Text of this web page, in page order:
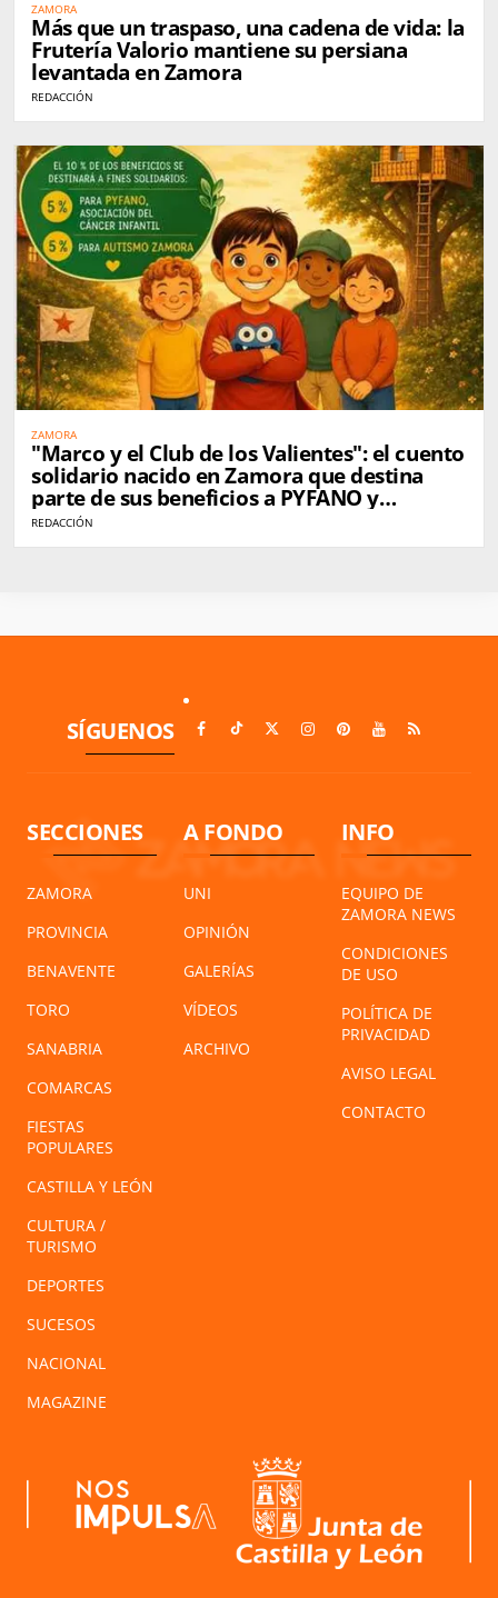
ZAMORA
Más que un traspaso, una cadena de vida: la
Frutería Valorio mantiene su persiana
levantada en Zamora
REDACCIÓN
ZAMORA
"Marco y el Club de los Valientes": el cuento
solidario nacido en Zamora que destina
parte de sus beneficios a PYFANO y
Autismo Zamora
REDACCIÓN
SÍGUENOS
SECCIONES
ZAMORA
PROVINCIA
BENAVENTE
TORO
SANABRIA
COMARCAS
FIESTAS
POPULARES
CASTILLA Y LEÓN
CULTURA /
TURISMO
DEPORTES
SUCESOS
NACIONAL
MAGAZINE
A FONDO
UNI
OPINIÓN
GALERÍAS
VÍDEOS
ARCHIVO
INFO
EQUIPO DE
ZAMORA NEWS
CONDICIONES
DE USO
POLÍTICA DE
PRIVACIDAD
AVISO LEGAL
CONTACTO